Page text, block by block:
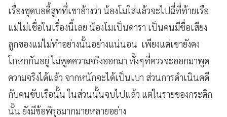
เรื่องชุดบอดี้สูทที่เขาอ้างว่า น้องโมใส่แล้วจะไปฉี่ที่ท้ายเรือ
แม่ไม่เชื่อในเรื่องนี้เลย น้องโมเป็นดารา เป็นคนมีชื่อเสียง
ลูกของแม่ไม่ทำอย่างนั้นอย่างแน่นอน เพียงแต่เขายังคง
โกหกกันอยู่ ไม่พูดความจริงออกมา ทั้งๆที่ควรจะออกมาพูด
ความจริงได้แล้ว จากหนักจะได้เป็นเบา ส่วนการดำเนินคดี
กับคนขับเรือนั้น ในส่วนนั้นจบไปแล้ว แต่ในรายของกระติก
นั้น ยังมีข้อพิรุธมากมายหลายอย่าง